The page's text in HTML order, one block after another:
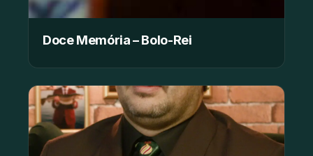
Doce Memória – Bolo-Rei